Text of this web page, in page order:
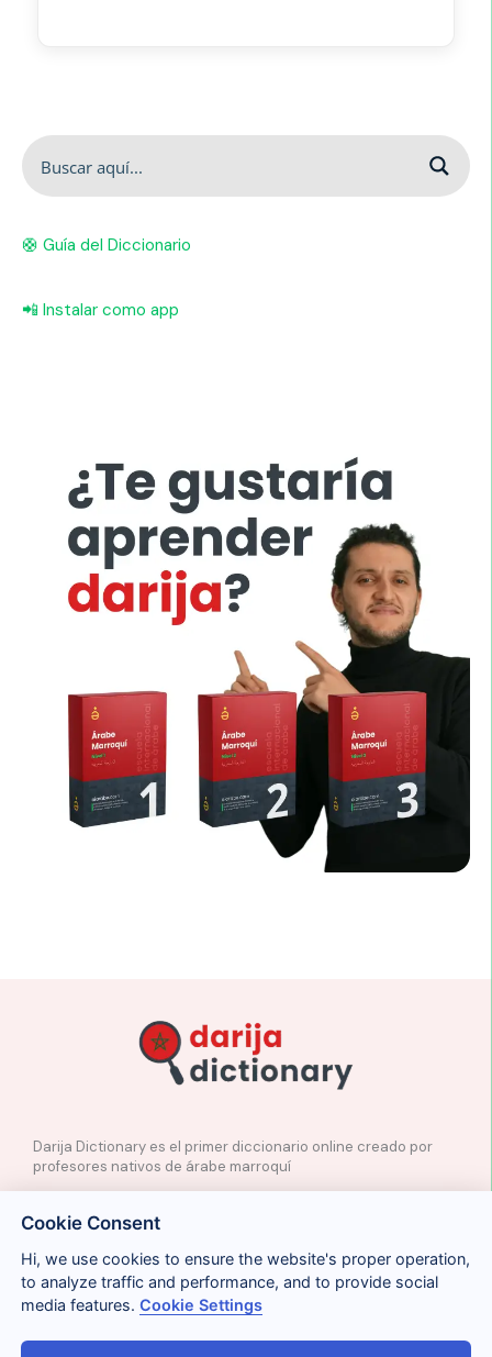
🛟 Guía del Diccionario
📲 Instalar como app
Darija Dictionary es el primer diccionario online creado por
profesores nativos de árabe marroquí
✉️ Contacto
📲Redes Sociales
🤝🏼Proponer palabras
Legal Cookies Privacidad Condiciones
Cookie Consent
Hi, we use cookies to ensure the website's proper operation,
to analyze traffic and performance, and to provide social
media features.Cookie Settings